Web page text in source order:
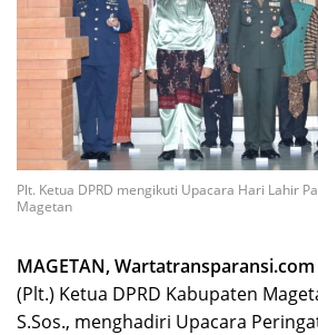
Plt. Ketua DPRD mengikuti Upacara Hari Lahir
Magetan
MAGETAN, Wartatransparansi.com
(Plt.) Ketua DPRD Kabupaten
S.Sos., menghadiri Upacara